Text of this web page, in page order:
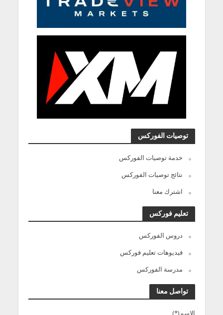
توصيات الفوركس
خدمة توصيات الفوركس
نتائج توصيات الفوركس
اشترك معنا
تعليم فوركس
دروس الفوركس
فيديوهات تعليم فوركس
مدرسة الفوركس
تواصل معنا
الاسم(*)